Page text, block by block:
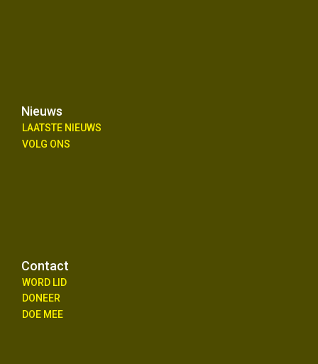
Nieuws
LAATSTE NIEUWS
VOLG ONS
Contact
WORD LID
DONEER
DOE MEE